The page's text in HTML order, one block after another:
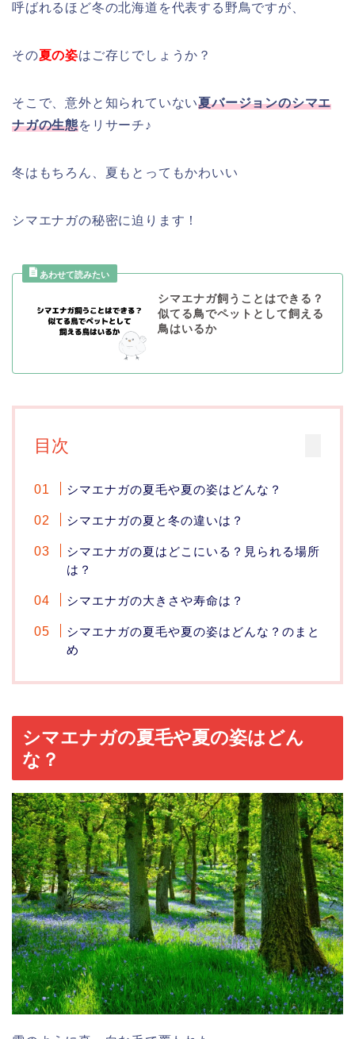
呼ばれるほど冬の北海道を代表する野鳥ですが、
その夏の姿はご存じでしょうか？
そこで、意外と知られていない夏バージョンのシマエ
ナガの生態をリサーチ♪
冬はもちろん、夏もとってもかわいい
シマエナガの秘密に迫ります！
シマエナガ飼うことはできる？
似てる鳥でペットとして飼える
鳥はいるか
目次
シマエナガの夏毛や夏の姿はどんな？
シマエナガの夏と冬の違いは？
シマエナガの夏はどこにいる？見られる場所
は？
シマエナガの大きさや寿命は？
シマエナガの夏毛や夏の姿はどんな？のまと
め
シマエナガの夏毛や夏の姿はどん
な？